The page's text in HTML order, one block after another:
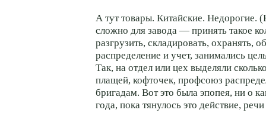
А тут товары. Китайские. Недорогие.
сложно для завода — принять такое
разгрузить, складировать, охранять,
распределение и учет, занимались
Так, на отдел или цех выделяли
плащей, кофточек, профсоюз
бригадам. Вот это была эпопея, ни о
года, пока тянулось это действие,